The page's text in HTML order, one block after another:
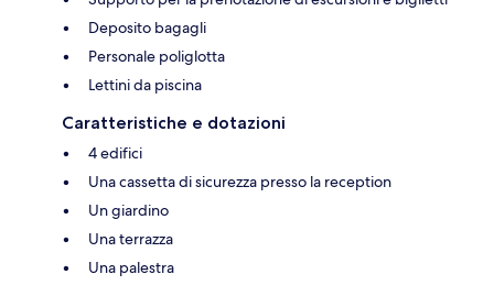
Deposito bagagli
Personale poliglotta
Lettini da piscina
Caratteristiche e dotazioni
4 edifici
Una cassetta di sicurezza presso la reception
Un giardino
Una terrazza
Una palestra